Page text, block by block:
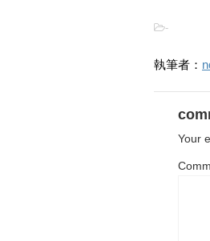
-
執筆者：
Your